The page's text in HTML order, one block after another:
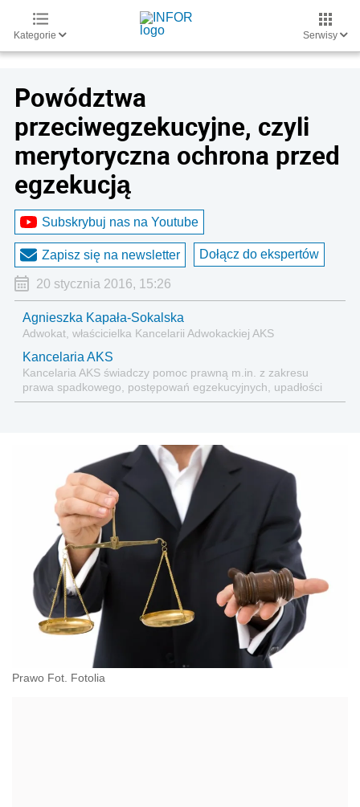
Kategorie Serwisy
Powództwa
przeciwegzekucyjne, czyli
merytoryczna ochrona przed
egzekucją
Subskrybuj nas na Youtube
Zapisz się na newsletter Dołącz do ekspertów
20 stycznia 2016, 15:26
Agnieszka Kapała-Sokalska
Adwokat, właścicielka Kancelarii Adwokackiej AKS
Kancelaria AKS
Kancelaria AKS świadczy pomoc prawną m.in. z zakresu
prawa spadkowego, postępowań egzekucyjnych, upadłości
konsumenckiej, ochrony dóbr osobistych, prawa karnego.
Prawo Fot. Fotolia